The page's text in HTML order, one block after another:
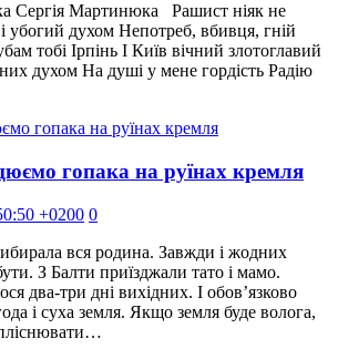
Сергія Мартинюка Рашист ніяк не
убогий духом Непотреб, вбивця, гній
тобі Ірпінь І Київ вічний злотоглавий
духом На душі у мене гордість Радію
гопака на руїнах кремля
+0200 0
вся родина. Завжди і жодних
З Балти приїзджали тато і мамо.
два-три дні вихідних. І обов’язково
і суха земля. Якщо земля буде волога,